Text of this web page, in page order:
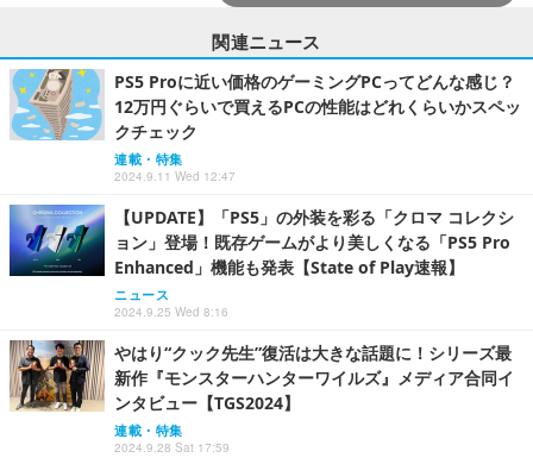
関連ニュース
PS5 Proに近い価格のゲーミングPCってどんな感じ？
12万円ぐらいで買えるPCの性能はどれくらいかスペッ
クチェック
連載・特集
2024.9.11 Wed 12:47
【UPDATE】「PS5」の外装を彩る「クロマ コレクシ
ョン」登場！既存ゲームがより美しくなる「PS5 Pro
Enhanced」機能も発表【State of Play速報】
ニュース
2024.9.25 Wed 8:16
やはり“クック先生”復活は大きな話題に！シリーズ最
新作『モンスターハンターワイルズ』メディア合同イ
ンタビュー【TGS2024】
連載・特集
2024.9.28 Sat 17:59